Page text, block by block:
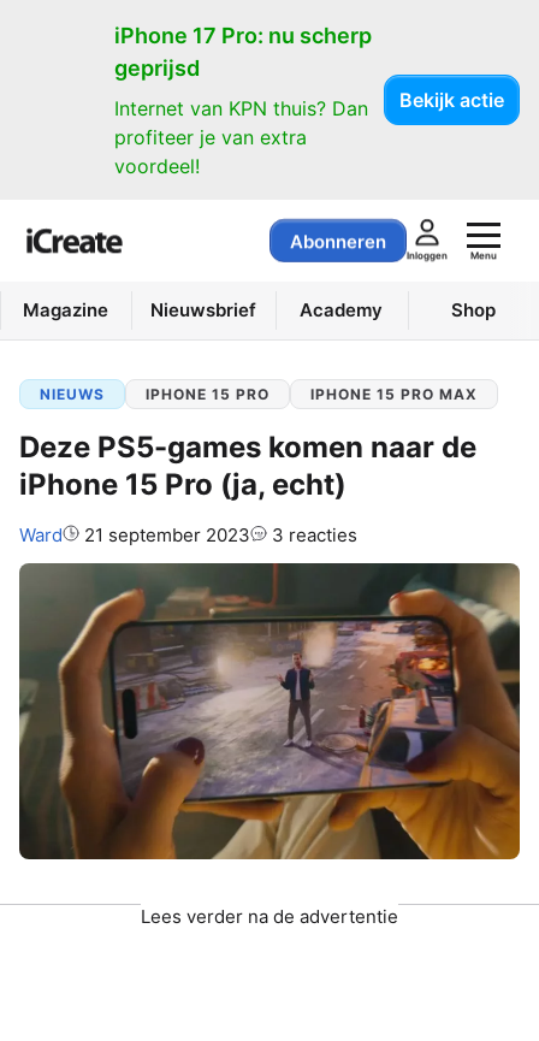
iPhone 17 Pro: nu scherp
geprijsd
Internet van KPN thuis? Dan
profiteer je van extra
voordeel!
Bekijk actie
Abonneren
Inloggen Menu
Magazine Nieuwsbrief Academy Shop
NIEUWS IPHONE 15 PRO IPHONE 15 PRO MAX
Deze PS5-games komen naar de
iPhone 15 Pro (ja, echt)
Auteur:
Ward 21 september 2023 3 reacties
Lees verder na de advertentie